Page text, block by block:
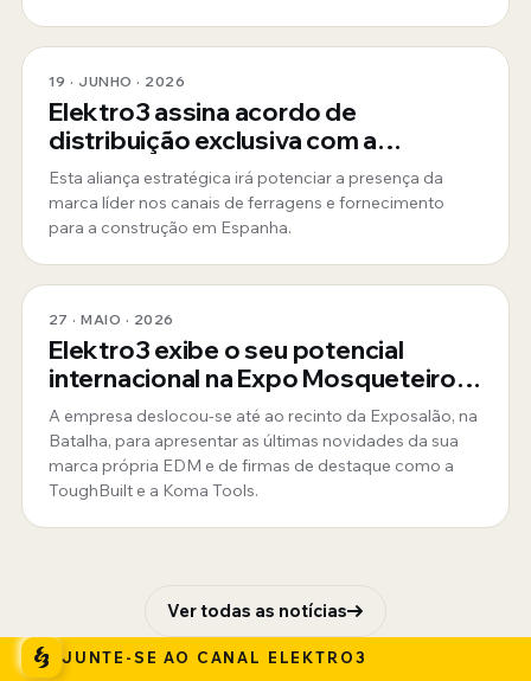
19 · JUNHO · 2026
Elektro3 assina acordo de
distribuição exclusiva com a
ToughBuilt
Esta aliança estratégica irá potenciar a presença da
marca líder nos canais de ferragens e fornecimento
para a construção em Espanha.
27 · MAIO · 2026
Elektro3 exibe o seu potencial
internacional na Expo Mosqueteiros
em Portugal
A empresa deslocou-se até ao recinto da Exposalão, na
Batalha, para apresentar as últimas novidades da sua
marca própria EDM e de firmas de destaque como a
ToughBuilt e a Koma Tools.
Ver todas as notícias
JUNTE-SE AO CANAL ELEKTRO3